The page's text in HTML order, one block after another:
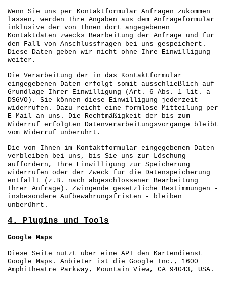
Wenn Sie uns per Kontaktformular Anfragen zukommen
lassen, werden Ihre Angaben aus dem Anfrageformular
inklusive der von Ihnen dort angegebenen
Kontaktdaten zwecks Bearbeitung der Anfrage und für
den Fall von Anschlussfragen bei uns gespeichert.
Diese Daten geben wir nicht ohne Ihre Einwilligung
weiter.
Die Verarbeitung der in das Kontaktformular
eingegebenen Daten erfolgt somit ausschließlich auf
Grundlage Ihrer Einwilligung (Art. 6 Abs. 1 lit. a
DSGVO). Sie können diese Einwilligung jederzeit
widerrufen. Dazu reicht eine formlose Mitteilung per
E-Mail an uns. Die Rechtmäßigkeit der bis zum
Widerruf erfolgten Datenverarbeitungsvorgänge bleibt
vom Widerruf unberührt.
Die von Ihnen im Kontaktformular eingegebenen Daten
verbleiben bei uns, bis Sie uns zur Löschung
auffordern, Ihre Einwilligung zur Speicherung
widerrufen oder der Zweck für die Datenspeicherung
entfällt (z.B. nach abgeschlossener Bearbeitung
Ihrer Anfrage). Zwingende gesetzliche Bestimmungen -
insbesondere Aufbewahrungsfristen - bleiben
unberührt.
4. Plugins und Tools
Google Maps
Diese Seite nutzt über eine API den Kartendienst
Google Maps. Anbieter ist die Google Inc., 1600
Amphitheatre Parkway, Mountain View, CA 94043, USA.